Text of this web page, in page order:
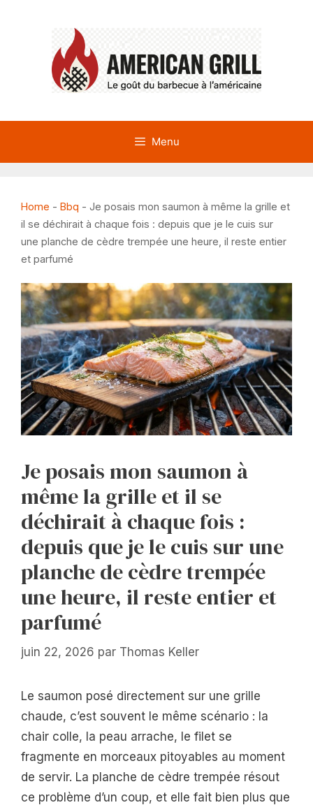
Menu
Home - Bbq - Je posais mon saumon à même la grille et
il se déchirait à chaque fois : depuis que je le cuis sur
une planche de cèdre trempée une heure, il reste entier
et parfumé
Je posais mon saumon à
même la grille et il se
déchirait à chaque fois :
depuis que je le cuis sur une
planche de cèdre trempée
une heure, il reste entier et
parfumé
juin 22, 2026 par Thomas Keller
Le saumon posé directement sur une grille
chaude, c’est souvent le même scénario : la
chair colle, la peau arrache, le filet se
fragmente en morceaux pitoyables au moment
de servir. La planche de cèdre trempée résout
ce problème d’un coup, et elle fait bien plus que